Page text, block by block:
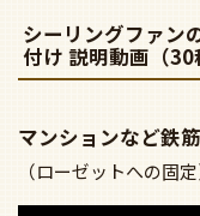
シーリングファン
付け 説明動画（30
マンションなど鉄
（ローゼットへの固定